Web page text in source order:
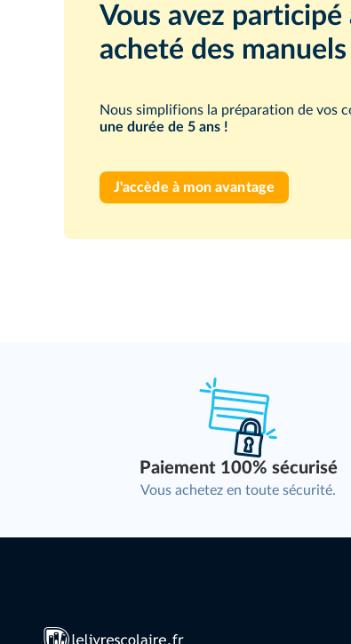
Vous avez
acheté des
Nous simplifions la préparation de vos
une durée de 5 ans !
J'accède à mon avantage
Paiement 100% sécurisé
Vous achetez en toute sécurité.